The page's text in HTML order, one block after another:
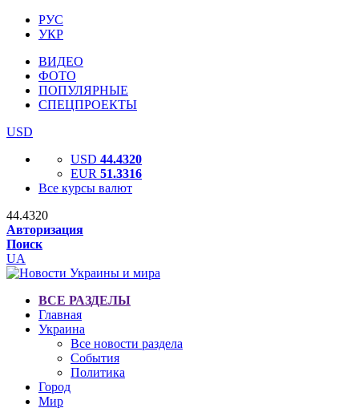
РУС
УКР
ВИДЕО
ФОТО
ПОПУЛЯРНЫЕ
СПЕЦПРОЕКТЫ
USD
USD 44.4320
EUR 51.3316
Все курсы валют
44.4320
Авторизация
Поиск
UA
ВСЕ РАЗДЕЛЫ
Главная
Украина
Все новости раздела
События
Политика
Город
Мир